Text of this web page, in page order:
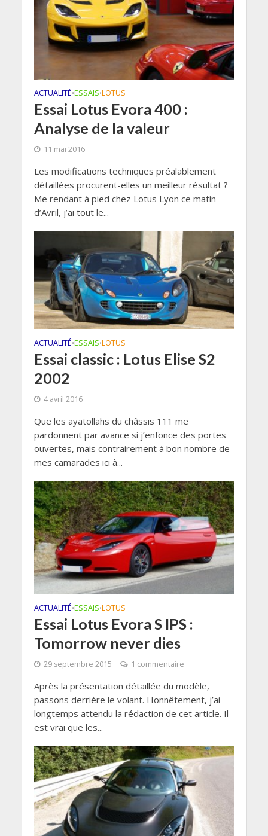
ACTUALITÉ•ESSAIS•LOTUS
Essai Lotus Evora 400 :
Analyse de la valeur
11 mai 2016
Les modifications techniques préalablement
détaillées procurent-elles un meilleur résultat ?
Me rendant à pied chez Lotus Lyon ce matin
d’Avril, j’ai tout le...
ACTUALITÉ•ESSAIS•LOTUS
Essai classic : Lotus Elise S2
2002
4 avril 2016
Que les ayatollahs du châssis 111 me
pardonnent par avance si j’enfonce des portes
ouvertes, mais contrairement à bon nombre de
mes camarades ici à...
ACTUALITÉ•ESSAIS•LOTUS
Essai Lotus Evora S IPS :
Tomorrow never dies
29 septembre 2015 1 commentaire
Après la présentation détaillée du modèle,
passons derrière le volant. Honnêtement, j’ai
longtemps attendu la rédaction de cet article. Il
est vrai que les...